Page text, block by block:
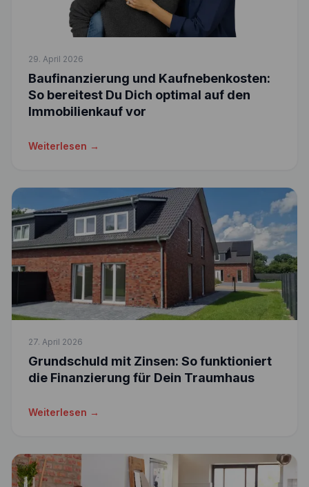
29. April 2026
Baufinanzierung und Kaufnebenkosten:
So bereitest Du Dich optimal auf den
Immobilienkauf vor
Weiterlesen →
27. April 2026
Grundschuld mit Zinsen: So funktioniert
die Finanzierung für Dein Traumhaus
Weiterlesen →